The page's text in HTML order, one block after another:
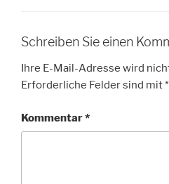
Schreiben Sie einen
Ihre E-Mail-Adresse wird
Erforderliche Felder sind mit*
Kommentar*